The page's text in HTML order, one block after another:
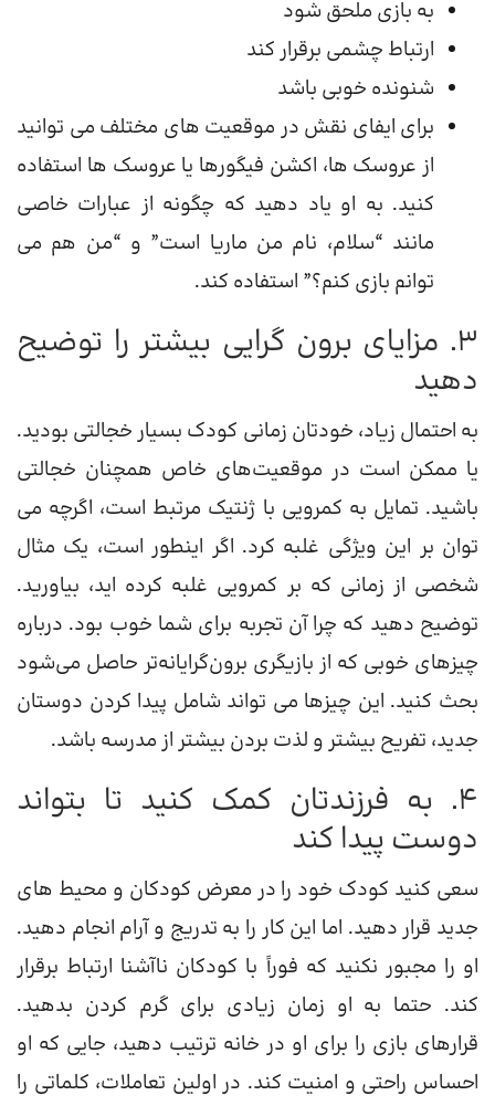
به بازی ملحق شود
ارتباط چشمی برقرار کند
شنونده خوبی باشد
برای ایفای نقش در موقعیت های مختلف می توانید
از عروسک ها، اکشن فیگورها یا عروسک ها استفاده
کنید. به او یاد دهید که چگونه از عبارات خاصی
مانند “سلام، نام من ماریا است” و “من هم می
توانم بازی کنم؟” استفاده کند.
3. مزایای برون گرایی بیشتر را توضیح
دهید
به احتمال زیاد، خودتان زمانی کودک بسیار خجالتی بودید.
یا ممکن است در موقعیت‌های خاص همچنان خجالتی
باشید. تمایل به کمرویی با ژنتیک مرتبط است، اگرچه می
توان بر این ویژگی غلبه کرد. اگر اینطور است، یک مثال
شخصی از زمانی که بر کمرویی غلبه کرده اید، بیاورید.
توضیح دهید که چرا آن تجربه برای شما خوب بود. درباره
چیزهای خوبی که از بازیگری برون‌گرایانه‌تر حاصل می‌شود
بحث کنید. این چیزها می تواند شامل پیدا کردن دوستان
جدید، تفریح ​​بیشتر و لذت بردن بیشتر از مدرسه باشد.
4. به فرزندتان کمک کنید تا بتواند
دوست پیدا کند
سعی کنید کودک خود را در معرض کودکان و محیط های
جدید قرار دهید. اما این کار را به تدریج و آرام انجام دهید.
او را مجبور نکنید که فوراً با کودکان ناآشنا ارتباط برقرار
کند. حتما به او زمان زیادی برای گرم کردن بدهید.
قرارهای بازی را برای او در خانه ترتیب دهید، جایی که او
احساس راحتی و امنیت کند. در اولین تعاملات، کلماتی را